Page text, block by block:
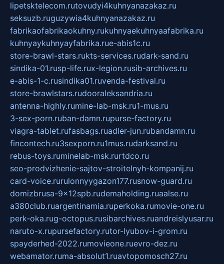
lipetsktelecom.rutovudyi4kuhnyanazakaz.ru
seksuzb.ruguzywia4kuhnyanazakaz.ru
fabrikaofabrikaokuhny.rukuhnyaekuhnyaafabrika.ru
kuhnyaykuhnyayfabrika.rue-abis1c.ru
store-brawl-stars.rukts-services.rudark-sand.ru
sindika-01.rusp-life.rux-legion.rusib-archives.ru
e-abis-1-c.rusindika01.ruvenda-festival.ru
store-brawlstars.rudooraleksandria.ru
antenna-highly.rumine-lab-msk.ru1-mus.ru
3-sex-porn.ruban-damn.rupurse-factory.ru
viagra-tablet.rufasbags.ruadler-jun.rubandamn.ru
fincontech.ru3sexporn.ru1mus.rudarksand.ru
rebus-toys.ruminelab-msk.rurtdco.ru
seo-prodvizhenie-sajtov-stroitelnyh-kompanij.ru
card-voice.rurulonnyygazon177.rusnow-guard.ru
domizbrusa-9x12spb.rudemaholding.ruaalse.ru
a380club.ruargentinamia.ruperkoka.rumovie-one.ru
perk-oka.rug-octopus.rusibarchives.ruandreislyusar.ru
naruto-x.rupursefactory.rutor-lyubov-i-grom.ru
spayderhed-2022.rumovieone.ruevro-dez.ru
webamator.ruma-absolut1.ruavtopomosch27.ru